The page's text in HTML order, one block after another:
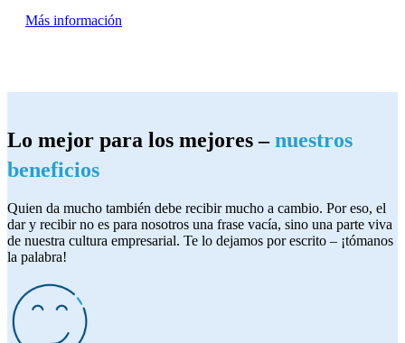
Más información
Lo mejor para los mejores –nuestros
beneficios
Quien da mucho también debe recibir mucho a cambio. Por eso, el
dar y recibir no es para nosotros una frase vacía, sino una parte viva
de nuestra cultura empresarial. Te lo dejamos por escrito – ¡tómanos
la palabra!